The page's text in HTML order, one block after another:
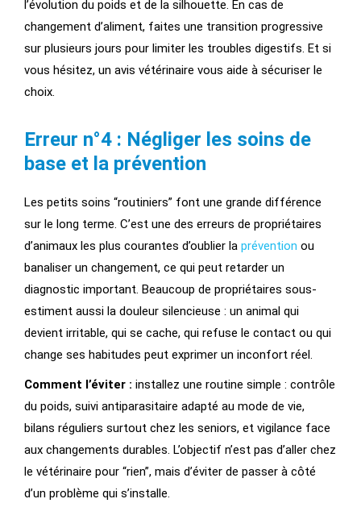
l’évolution du poids et de la silhouette. En cas de
changement d’aliment, faites une transition progressive
sur plusieurs jours pour limiter les troubles digestifs. Et si
vous hésitez, un avis vétérinaire vous aide à sécuriser le
choix.
Erreur n°4 : Négliger les soins de
base et la prévention
Les petits soins “routiniers” font une grande différence
sur le long terme. C’est une des erreurs de propriétaires
d’animaux les plus courantes d’oublier la prévention ou
banaliser un changement, ce qui peut retarder un
diagnostic important. Beaucoup de propriétaires sous-
estiment aussi la douleur silencieuse : un animal qui
devient irritable, qui se cache, qui refuse le contact ou qui
change ses habitudes peut exprimer un inconfort réel.
Comment l’éviter : installez une routine simple : contrôle
du poids, suivi antiparasitaire adapté au mode de vie,
bilans réguliers surtout chez les seniors, et vigilance face
aux changements durables. L’objectif n’est pas d’aller chez
le vétérinaire pour “rien”, mais d’éviter de passer à côté
d’un problème qui s’installe.